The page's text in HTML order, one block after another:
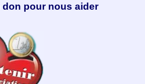
don pour nous aider